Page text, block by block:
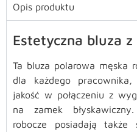
Opis produktu
Estetyczna bluza
Ta bluza polarowa męska
dla każdego
jakość w połączeniu z
na zamek
robocze posiadają